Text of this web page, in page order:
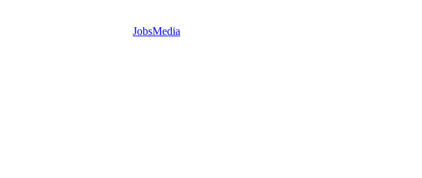
JobsMedia